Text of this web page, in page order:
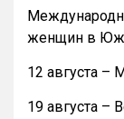
женщин в
12 августа
19 августа –